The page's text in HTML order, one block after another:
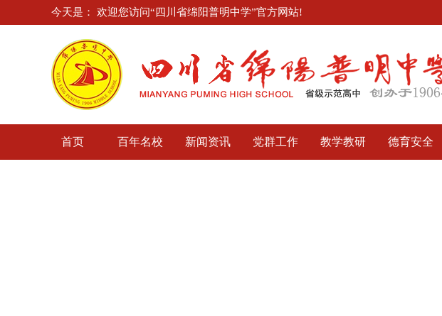
今天是： 欢迎您访问“四川省绵阳普明中学”官方网站!
首页 百年名校 新闻资讯 党群工作 教学教研 德育安全